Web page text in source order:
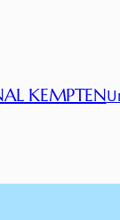
KEMPTEN